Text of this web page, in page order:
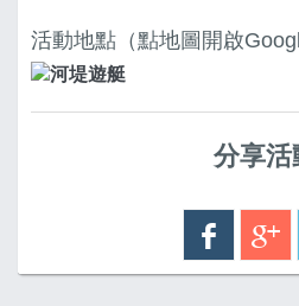
活動地點（點地圖開啟
分享活